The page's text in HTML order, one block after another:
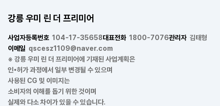
강릉 우미 린 더 프리미어
사업자등록번호 104-17-35658대표전화 1800-7076관리자 김태형
이메일 qscesz1109@naver.com
※ 강릉 우미 린 더 프리미어에 기재된 사업계획은
인•허가 과정에서 일부 변경될 수 있으며
사용된 CG 및 이미지는
소비자의 이해를 돕기 위한 것이며
실제와 다소 차이가 있을 수 있습니다.